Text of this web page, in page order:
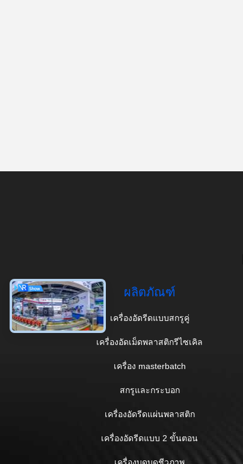
ผลิตภัณฑ์
เครื่องอัดรีดแบบสกรูคู่
เครื่องอัดเม็ดพลาสติกรีไซเคิล
เครื่อง masterbatch
สกรูและกระบอก
เครื่องอัดรีดแผ่นพลาสติก
เครื่องอัดรีดแบบ 2 ขั้นตอน